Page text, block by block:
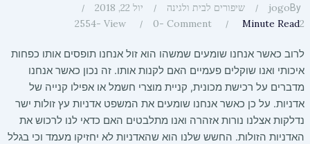
By
jogo שיפורים לבית ולגינה
יול 22, 2018
2
Minute Read
0 Comment -
2554 View -
לרוב כאשר אנחנו שומעים שמשהו הוא זול אנחנו תופסים אותו כפחות
איכותי ואנו שוקלים פעמיים האם לקנות אותו. זה נכון כאשר אנחנו
מדברים על רכישת מכונית, קניית מוצרי חשמל או אפילו קנייה של
אדניות. על כן כאשר אנחנו שומעים את המשפט אדניות עץ זולות ישר
נדלקות אצלנו נורות אזהרה ואנו מתלבטים האם כדאי לנו לרכוש את
האדניות הזולות. החשש שלנו הוא שהאדניות לא יחזיקו מעמד וכי בגלל